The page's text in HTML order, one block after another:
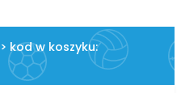
kod w koszyku: